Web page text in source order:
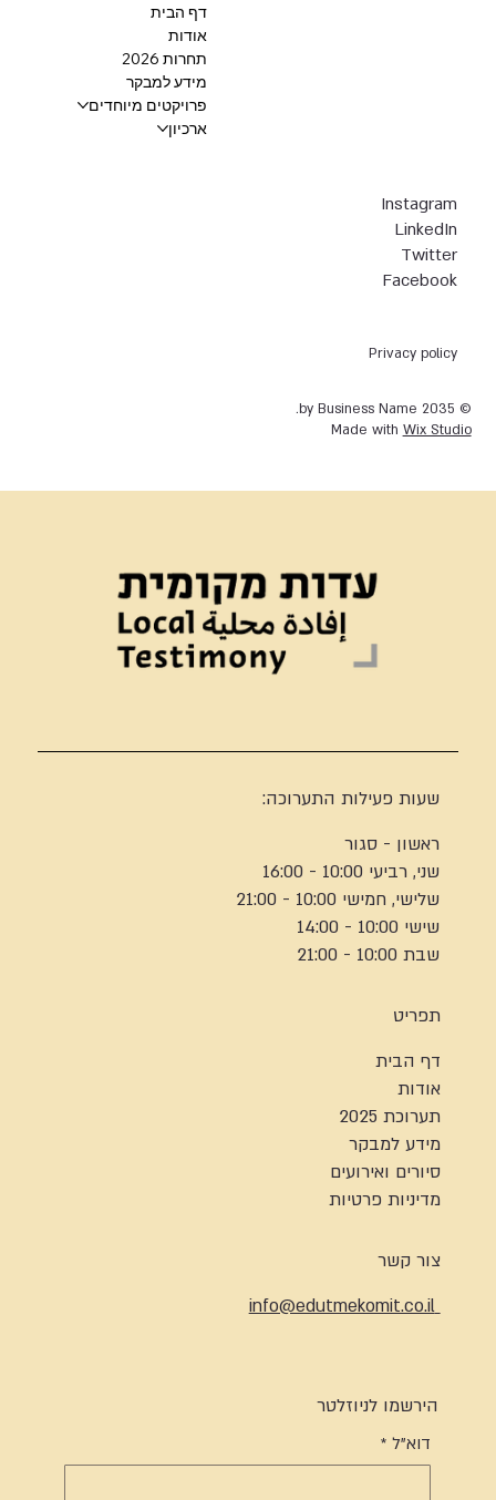
Privacy policy
© 2035 by Business Name.
Made with Wix Studio
Instagram
LinkedIn
Twitter
Facebook
דף הבית
אודות
תחרות 2026
מידע למבקר
פרויקטים מיוחדים
ארכיון
שעות פעילות התערוכה:
ראשון - סגור
שני, רביעי 10:00 - 16:00
שלישי, חמישי 10:00 - 21:00
שישי 10:00 - 14:00
שבת 10:00 - 21:00
תפריט
דף הבית
אודות
תערוכת 2025
מידע למבקר
סיורים ואירועים
מדיניות פרטיות
צור קשר
info@edutmekomit.co.il
הירשמו לניוזלטר
דוא"ל *